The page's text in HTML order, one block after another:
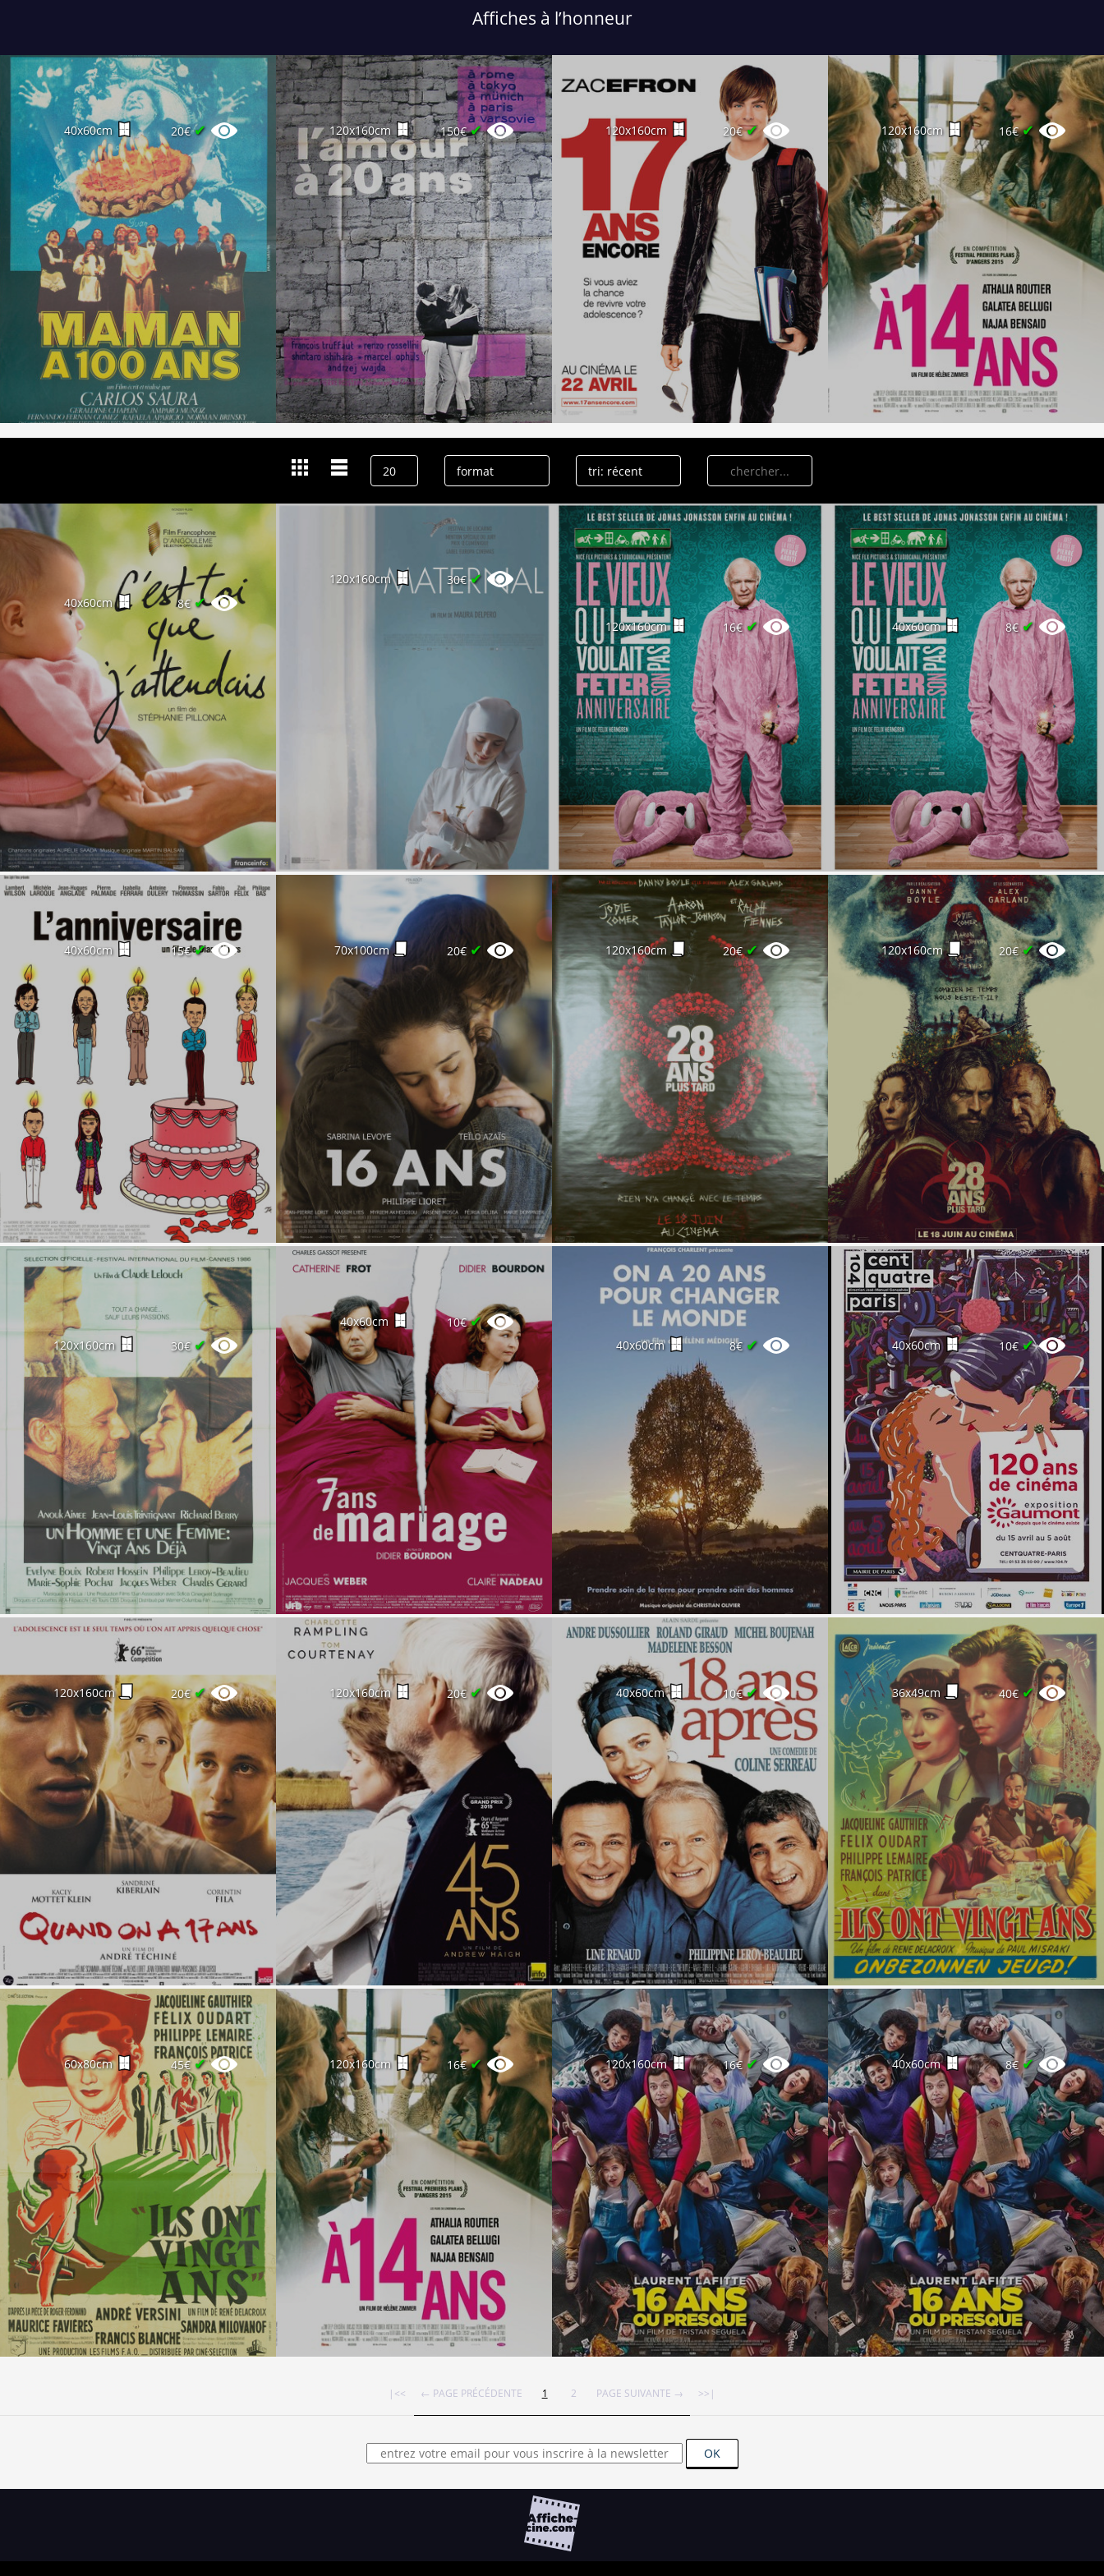
Affiches à l’honneur
40x60cm 20€✔ 120x160cm 150€✔ 120x160cm 20€✔ 120x160cm 16€✔
40x60cm 8€ ✔
120x160cm 30€✔
120x160cm 16€ ✔ 40x60cm 8€ ✔
40x60cm 15€✔ 70x100cm 20€ ✔ 120x160cm 20€ ✔ 120x160cm 20€✔
120x160cm 30€ ✔
40x60cm 10€✔
40x60cm 8€ ✔ 40x60cm 10€✔
120x160cm 20€✔ 120x160cm 20€ ✔ 40x60cm 10€✔ 36x49cm 40€✔
60x80cm 45€✔ 120x160cm 16€✔ 120x160cm 16€ ✔ 40x60cm 8€ ✔
|<< ← PAGE PRÉCÉDENTE 1 2 PAGE SUIVANTE → >>|
OK